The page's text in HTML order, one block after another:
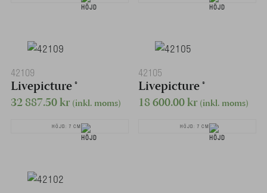
42109
Livepicture ®
32 887.50kr(inkl. moms)
HÖJD: 7 CM
42105
Livepicture ®
18 600.00kr(inkl. moms)
HÖJD: 7 CM